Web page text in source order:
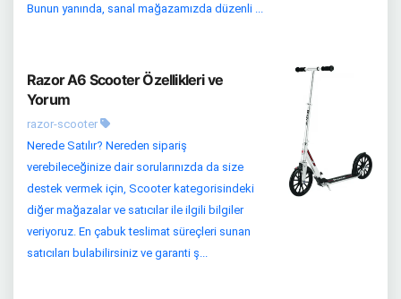
Bunun yanında, sanal mağazamızda düzenli ...
Razor A6 Scooter Özellikleri ve
Yorum
razor-scooter
Nerede Satılır? Nereden sipariş
verebileceğinize dair sorularınızda da size
destek vermek için, Scooter kategorisindeki
diğer mağazalar ve satıcılar ile ilgili bilgiler
veriyoruz. En çabuk teslimat süreçleri sunan
satıcıları bulabilirsiniz ve garanti ş...